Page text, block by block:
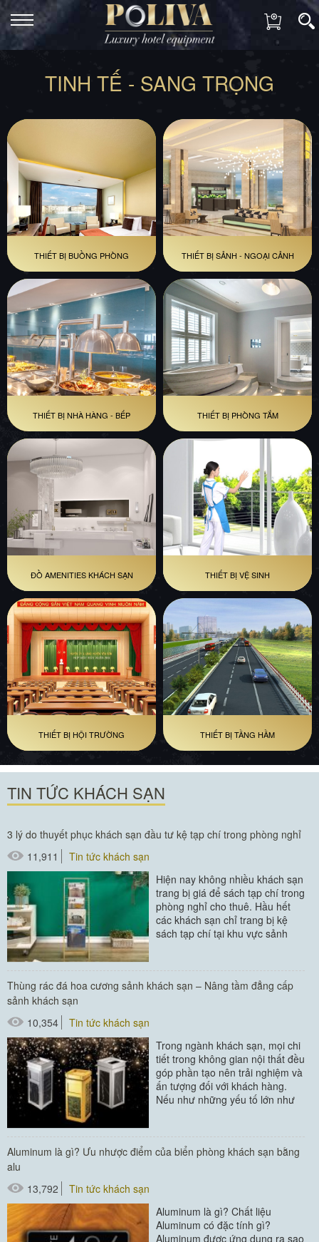
TINH TẾ - SANG TRỌNG
THIẾT BỊ BUỒNG PHÒNG THIẾT BỊ SẢNH - NGOẠI CẢNH
THIẾT BỊ NHÀ HÀNG - BẾP THIẾT BỊ PHÒNG TẮM
ĐỒ AMENITIES KHÁCH SẠN THIẾT BỊ VỆ SINH
THIẾT BỊ HỘI TRƯỜNG THIẾT BỊ TẦNG HẦM
TIN TỨC KHÁCH SẠN
3 lý do thuyết phục khách sạn đầu tư kệ tạp chí trong phòng nghỉ
11,911
Tin tức khách sạn
Hiện nay không nhiều khách sạn
trang bị giá để sách tạp chí trong
phòng nghỉ cho thuê. Hầu hết
các khách sạn chỉ trang bị kệ
sách tạp chí tại khu vực sảnh
#kệ để tạp chí
Thùng rác đá hoa cương sảnh khách sạn – Nâng tầm đẳng cấp
sảnh khách sạn
10,354
Tin tức khách sạn
Trong ngành khách sạn, mọi chi
tiết trong không gian nội thất đều
góp phần tạo nên trải nghiệm và
ấn tượng đối với khách hàng.
Nếu như những yếu tố lớn như
Aluminum là gì? Ưu nhược điểm của biển phòng khách sạn bằng
alu
13,792
Tin tức khách sạn
Aluminum là gì? Chất liệu
Aluminum có đặc tính gì?
Aluminum được ứng dụng ra sao